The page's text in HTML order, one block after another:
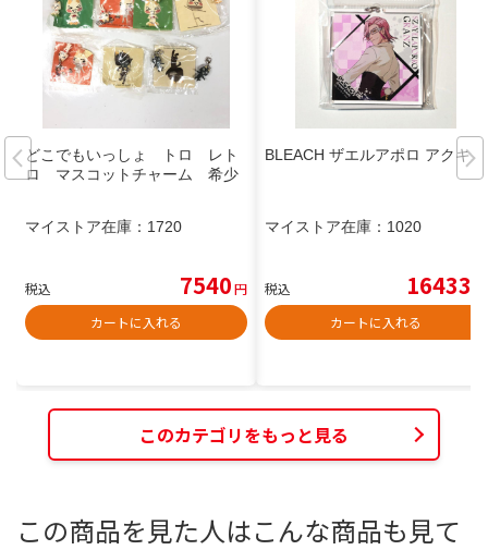
どこでもいっしょ トロ レト
ロ マスコットチャーム 希少
マイストア在庫： 1720
税込 7540円
カートに入れる
BLEACH ザエルアポロ アクキー
マイストア在庫： 1020
税込 16433
カートに入れる
このカテゴリをもっと見る
この商品を見た人はこんな商品も見て